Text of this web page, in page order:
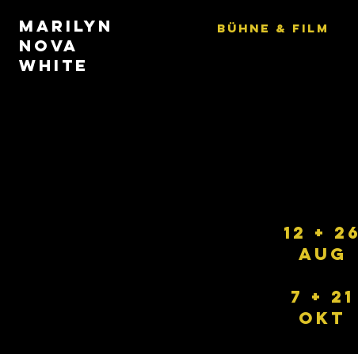
MARILYN
NOVA
WHITE
BÜHNE & FILM
12 + 26
AUG
7 + 21
OKT